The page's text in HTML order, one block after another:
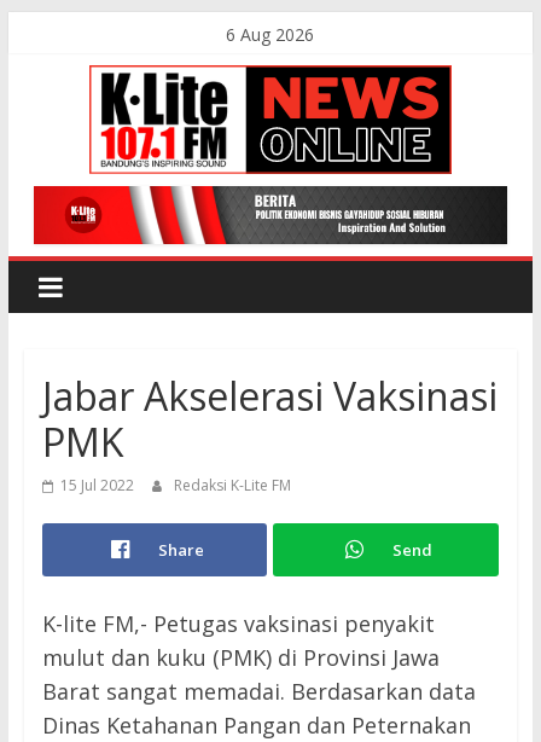
6 Aug 2026
K-
Lite
Bandung
Online
News
Jabar Akselerasi Vaksinasi
PMK
15 Jul 2022 Redaksi K-Lite FM
Share Send
K-lite FM,- Petugas vaksinasi penyakit
mulut dan kuku (PMK) di Provinsi Jawa
Barat sangat memadai. Berdasarkan data
Dinas Ketahanan Pangan dan Peternakan